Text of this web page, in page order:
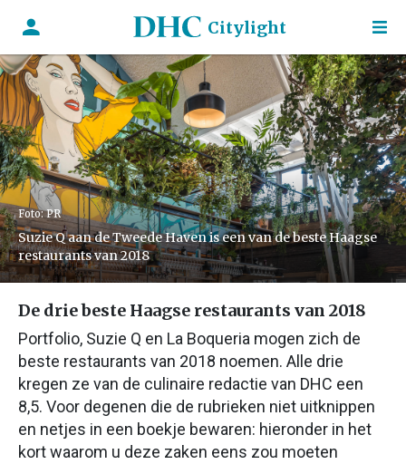
Citylight
Foto: PR
Suzie Q aan de Tweede Haven is een van de beste Haagse
restaurants van 2018
De drie beste Haagse restaurants van 2018
Portfolio, Suzie Q en La Boqueria mogen zich de
beste restaurants van 2018 noemen. Alle drie
kregen ze van de culinaire redactie van DHC een
8,5. Voor degenen die de rubrieken niet uitknippen
en netjes in een boekje bewaren: hieronder in het
kort waarom u deze zaken eens zou moeten